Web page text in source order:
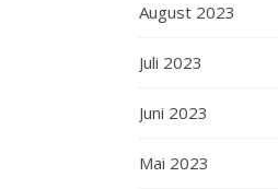
August 2023
Juli 2023
Juni 2023
Mai 2023